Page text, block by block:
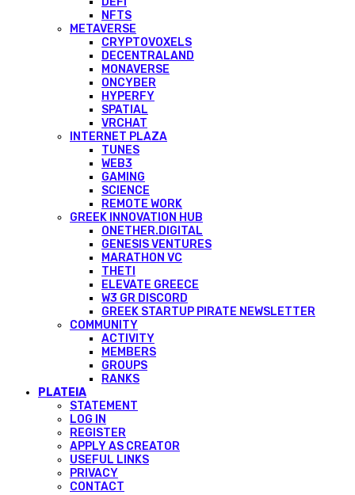
NFTS
METAVERSE
CRYPTOVOXELS
DECENTRALAND
MONAVERSE
ONCYBER
HYPERFY
SPATIAL
VRCHAT
INTERNET PLAZA
TUNES
WEB3
GAMING
SCIENCE
REMOTE WORK
GREEK INNOVATION HUB
ONETHER.DIGITAL
GENESIS VENTURES
MARATHON VC
THETI
ELEVATE GREECE
W3 GR DISCORD
GREEK STARTUP PIRATE NEWSLETTER
COMMUNITY
ACTIVITY
MEMBERS
GROUPS
RANKS
PLATEIA
STATEMENT
LOG IN
REGISTER
APPLY AS CREATOR
USEFUL LINKS
PRIVACY
CONTACT